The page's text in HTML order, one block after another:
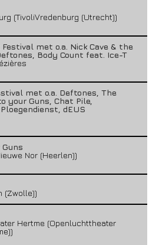
(TivoliVredenburg (Utrecht))
met o.a. Nick Cave & the
Body Count feat. Ice-T
met o.a. Deftones, The
your Guns, Chat Pile,
dEUS
Guns
Nor (Heerlen))
(Zwolle))
Hertme (Openluchttheater